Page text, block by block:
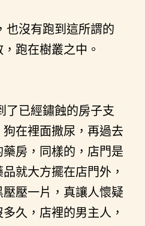
沒有跑到這所謂的
跑在樹叢之中。
已經鏽蝕的房子支
在裡面撒尿，再過去
房，同樣的，店門是
就大方擺在店門外，
壓一片，真讓人懷疑
久，店裡的男主人，